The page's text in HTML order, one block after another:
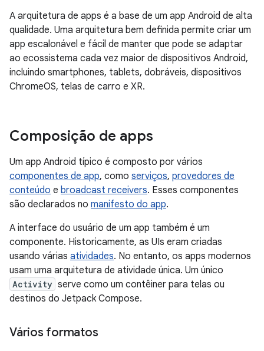
A arquitetura de apps é a base de um app Android de alta
qualidade. Uma arquitetura bem definida permite criar um
app escalonável e fácil de manter que pode se adaptar
ao ecossistema cada vez maior de dispositivos Android,
incluindo smartphones, tablets, dobráveis, dispositivos
ChromeOS, telas de carro e XR.
Composição de apps
Um app Android típico é composto por vários
componentes de app, como serviços, provedores de
conteúdo e broadcast receivers. Esses componentes
são declarados no manifesto do app.
A interface do usuário de um app também é um
componente. Historicamente, as UIs eram criadas
usando várias atividades. No entanto, os apps modernos
usam uma arquitetura de atividade única. Um único
Activity serve como um contêiner para telas ou
destinos do Jetpack Compose.
Vários formatos